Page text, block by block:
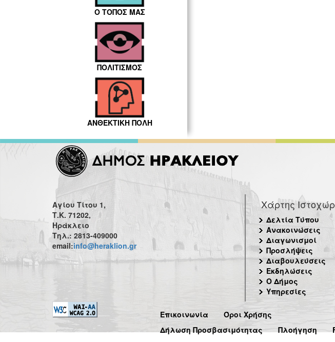
Ο ΤΟΠΟΣ ΜΑΣ
ΠΟΛΙΤΙΣΜΟΣ
ΑΝΘΕΚΤΙΚΗ ΠΟΛΗ
Αγίου Τίτου 1,
Τ.Κ. 71202,
Ηράκλειο
Τηλ.: 2813-409000
email:info@heraklion.gr
Χάρτης
Δελτία Τύπου
Ανακοινώσεις
Διαγωνισμοί
Προσλήψεις
Διαβουλεύσεις
Εκδηλώσεις
Ο Δήμος
Υπηρεσίες
Επικοινωνία
Όροι Χρήσης
Δήλωση Προσβασιμότητας
Πλοήγηση